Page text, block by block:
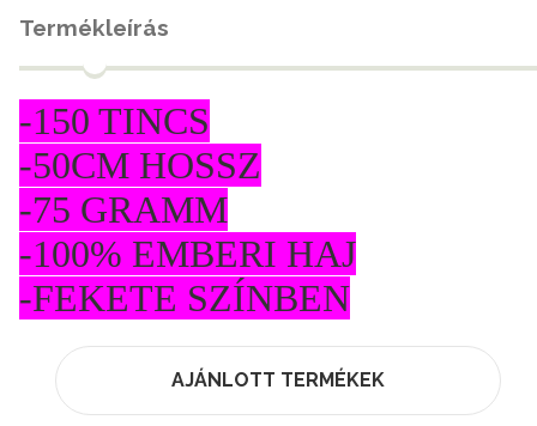
Termékleírás
-150 TINCS
-50CM HOSSZ
-75 GRAMM
-100% EMBERI HAJ
-FEKETE SZÍNBEN
AJÁNLOTT TERMÉKEK